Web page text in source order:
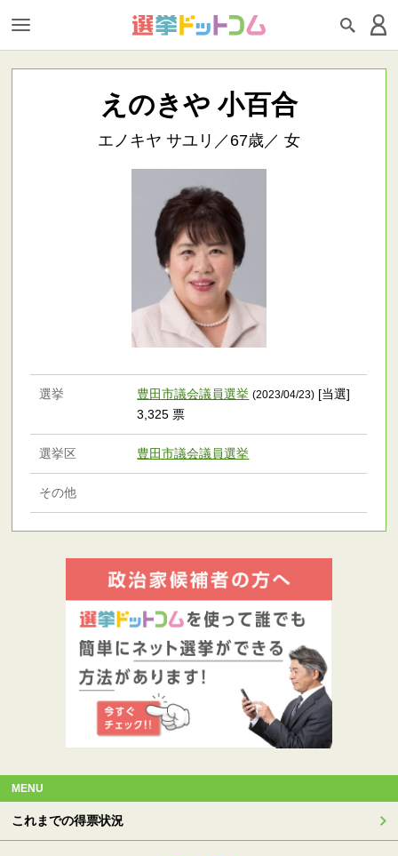
えのきや 小百合
エノキヤ サユリ／67歳／ 女
選挙 豊田市議会議員選挙 (2023/04/23) [当選]
3,325 票
選挙区 豊田市議会議員選挙
その他
MENU
これまでの得票状況